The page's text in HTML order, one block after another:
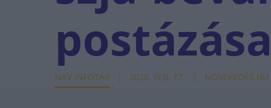
postázása
NAV INFOTÁR 2020. FEB. 17. NÖVEKEDÉS.HU